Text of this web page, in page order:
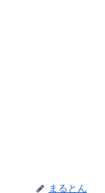
まるとん